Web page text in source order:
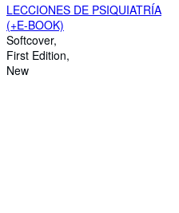
LECCIONES DE PSIQUIATRÍA
(+E-BOOK)
Softcover
First Edition
New